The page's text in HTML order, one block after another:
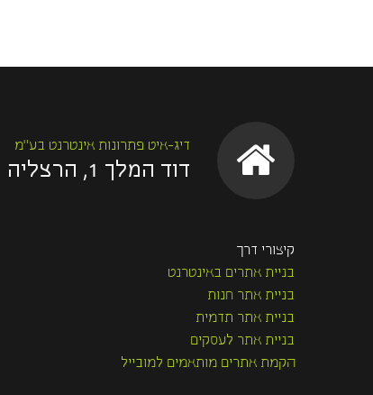
דיג-איט פתרונות אינטרנט בע"מ
דוד המלך 1, הרצליה
קיצורי דרך
בניית אתרים באינטרנט
בניית אתר חנות
בניית אתר תדמית
בניית אתר לעסקים
הקמת אתרים מותאמים למובייל